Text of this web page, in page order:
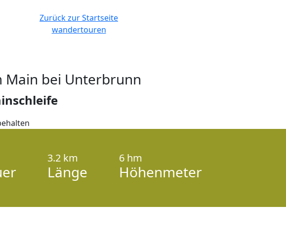
Zurück zur Startseite
wandertouren
Main bei Unterbrunn
Andreas Hub • Alle Rechte vorbehalten
Länge
3.2 km
Höhenmeter
6 hm